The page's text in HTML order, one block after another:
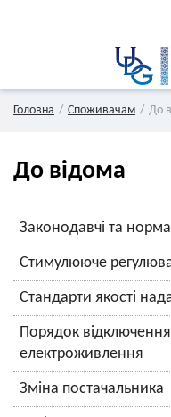
Головна Споживачам До
До відома
Законодавчі та
Стимулююче
Стандарти якості
Порядок
електроживлення
Зміна постачальника